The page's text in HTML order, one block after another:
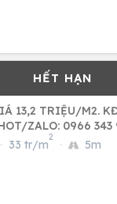
13,2 TRIỆU/M2.
ZALO: 0966 343
· 33 tr/m
2
· 5m